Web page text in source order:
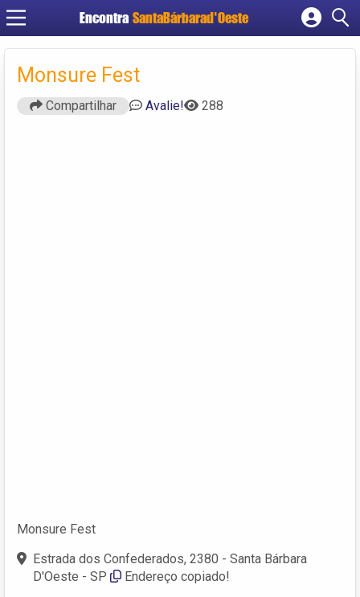
Encontra SantaBárbarad'Oeste
Cadastrar empresa
Monsure Fest
Compartilhar Avalie! 288
Monsure Fest
Estrada dos Confederados, 2380 - Santa Bárbara
D'Oeste - SP
Endereço copiado!